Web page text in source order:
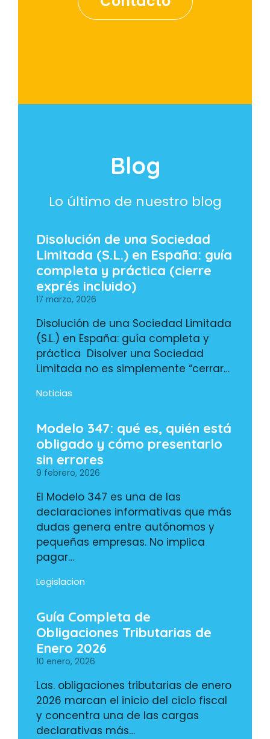
Blog
Lo último de nuestro blog
Disolución de una Sociedad
Limitada (S.L.) en España: guía
completa y práctica (cierre
exprés incluido)
17 marzo, 2026
Disolución de una Sociedad Limitada
(S.L.) en España: guía completa y
práctica Disolver una Sociedad
Limitada no es simplemente “cerrar…
Noticias
Modelo 347: qué es, quién está
obligado y cómo presentarlo
sin errores
9 febrero, 2026
El Modelo 347 es una de las
declaraciones informativas que más
dudas genera entre autónomos y
pequeñas empresas. No implica
pagar…
Legislacion
Guía Completa de
Obligaciones Tributarias de
Enero 2026
10 enero, 2026
Las. obligaciones tributarias de enero
2026 marcan el inicio del ciclo fiscal
y concentra una de las cargas
declarativas más…